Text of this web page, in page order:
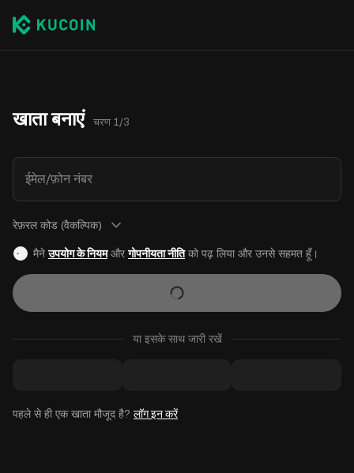
खाता बनाएं चरण 1/3
ईमेल/फ़ोन नंबर
रेफ़रल कोड (वैकल्पिक)
मैनेउपयोग के नियमऔरगोपनीयता नीतिको पढ़ लिया और उनसे सहमत हूँ।
या इसके साथ जारी रखें
पहले से ही एक खाता मौजूद है? लॉग इन करें